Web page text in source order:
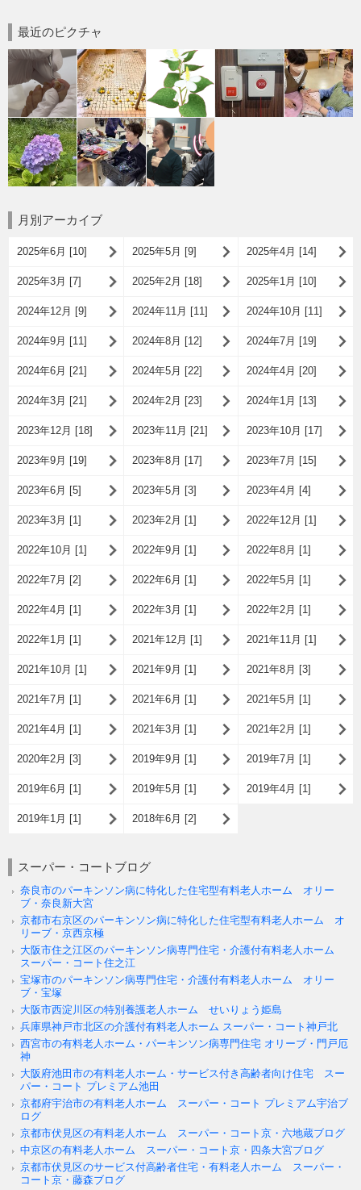
最近のピクチャ
月別アーカイブ
2025年6月 [10] 2025年5月 [9] 2025年4月 [14]
2025年3月 [7] 2025年2月 [18] 2025年1月 [10]
2024年12月 [9] 2024年11月 [11] 2024年10月 [11]
2024年9月 [11] 2024年8月 [12] 2024年7月 [19]
2024年6月 [21] 2024年5月 [22] 2024年4月 [20]
2024年3月 [21] 2024年2月 [23] 2024年1月 [13]
2023年12月 [18] 2023年11月 [21] 2023年10月 [17]
2023年9月 [19] 2023年8月 [17] 2023年7月 [15]
2023年6月 [5] 2023年5月 [3] 2023年4月 [4]
2023年3月 [1] 2023年2月 [1] 2022年12月 [1]
2022年10月 [1] 2022年9月 [1] 2022年8月 [1]
2022年7月 [2] 2022年6月 [1] 2022年5月 [1]
2022年4月 [1] 2022年3月 [1] 2022年2月 [1]
2022年1月 [1] 2021年12月 [1] 2021年11月 [1]
2021年10月 [1] 2021年9月 [1] 2021年8月 [3]
2021年7月 [1] 2021年6月 [1] 2021年5月 [1]
2021年4月 [1] 2021年3月 [1] 2021年2月 [1]
2020年2月 [3] 2019年9月 [1] 2019年7月 [1]
2019年6月 [1] 2019年5月 [1] 2019年4月 [1]
2019年1月 [1] 2018年6月 [2]
スーパー・コートブログ
奈良市のパーキンソン病に特化した住宅型有料老人ホーム オリー
ブ・奈良新大宮
京都市右京区のパーキンソン病に特化した住宅型有料老人ホーム オ
リーブ・京西京極
大阪市住之江区のパーキンソン病専門住宅・介護付有料老人ホーム
スーパー・コート住之江
宝塚市のパーキンソン病専門住宅・介護付有料老人ホーム オリー
ブ・宝塚
大阪市西淀川区の特別養護老人ホーム せいりょう姫島
兵庫県神戸市北区の介護付有料老人ホーム スーパー・コート神戸北
西宮市の有料老人ホーム・パーキンソン病専門住宅 オリーブ・門戸厄
神
大阪府池田市の有料老人ホーム・サービス付き高齢者向け住宅 スー
パー・コート プレミアム池田
京都府宇治市の有料老人ホーム スーパー・コート プレミアム宇治ブ
ログ
京都市伏見区の有料老人ホーム スーパー・コート京・六地蔵ブログ
中京区の有料老人ホーム スーパー・コート京・四条大宮ブログ
京都市伏見区のサービス付高齢者住宅・有料老人ホーム スーパー・
コート京・藤森ブログ